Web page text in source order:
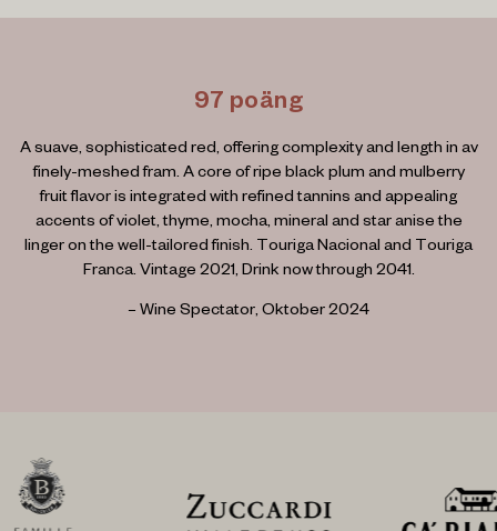
97 poäng
A suave, sophisticated red, offering complexity and length in av
finely-meshed fram. A core of ripe black plum and mulberry
fruit flavor is integrated with refined tannins and appealing
accents of violet, thyme, mocha, mineral and star anise the
linger on the well-tailored finish. Touriga Nacional and Touriga
Franca. Vintage 2021, Drink now through 2041.
– Wine Spectator, Oktober 2024